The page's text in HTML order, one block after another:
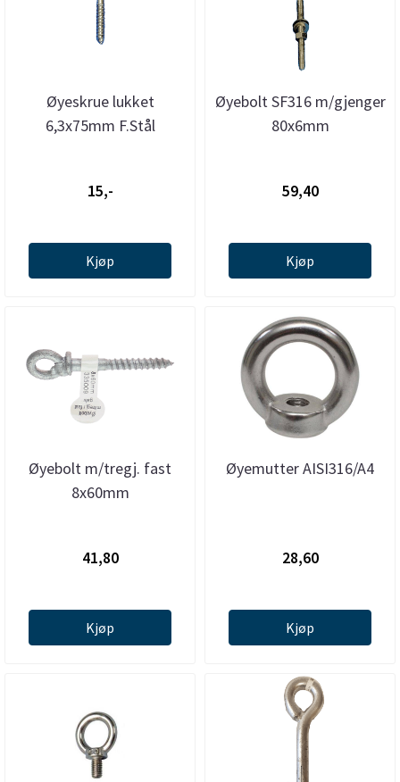
Øyeskrue lukket
6,3x75mm F.Stål
15,-
Kjøp
Øyebolt SF316 m/gjenger
80x6mm
59,40
Kjøp
Øyebolt m/tregj. fast
8x60mm
41,80
Kjøp
Øyemutter AISI316/A4
28,60
Kjøp